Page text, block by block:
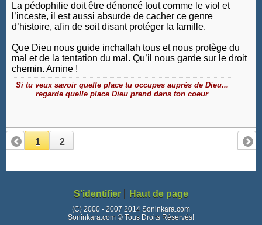
La pédophilie doit être dénoncé tout comme le viol et
l’inceste, il est aussi absurde de cacher ce genre
d’histoire, afin de soit disant protéger la famille.
Que Dieu nous guide inchallah tous et nous protège du
mal et de la tentation du mal. Qu’il nous garde sur le droit
chemin. Amine !
Si tu veux savoir quelle place tu occupes auprès de Dieu...
regarde quelle place Dieu prend dans ton coeur
1 2
S'identifier Haut de page
(C) 2000 - 2007 2014 Soninkara.com
Soninkara.com © Tous Droits Réservés!